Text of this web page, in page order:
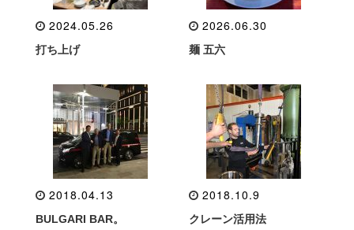
2024.05.26
打ち上げ
2026.06.30
麺 五六
2018.04.13
BULGARI BAR。
2018.10.9
クレーン活用法